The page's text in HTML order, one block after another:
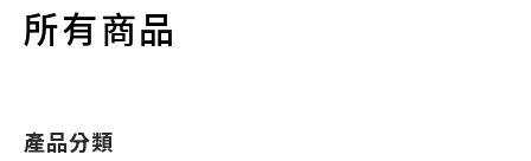
所有商品
產品分類